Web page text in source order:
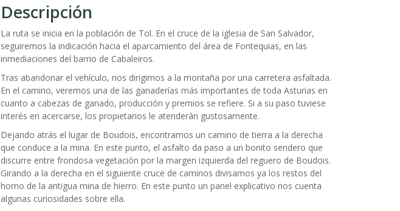
Descripción
La ruta se inicia en la población de Tol. En el cruce de la iglesia de San Salvador,
seguiremos la indicación hacia el aparcamiento del área de Fontequias, en las
inmediaciones del barrio de Cabaleiros.
Tras abandonar el vehículo, nos dirigimos a la montaña por una carretera asfaltada.
En el camino, veremos una de las ganaderías más importantes de toda Asturias en
cuanto a cabezas de ganado, producción y premios se refiere. Si a su paso tuviese
interés en acercarse, los propietarios le atenderán gustosamente.
Dejando atrás el lugar de Boudois, encontramos un camino de tierra a la derecha
que conduce a la mina. En este punto, el asfalto da paso a un bonito sendero que
discurre entre frondosa vegetación por la margen izquierda del reguero de Boudois.
Girando a la derecha en el siguiente cruce de caminos divisamos ya los restos del
horno de la antigua mina de hierro. En este punto un panel explicativo nos cuenta
algunas curiosidades sobre ella.